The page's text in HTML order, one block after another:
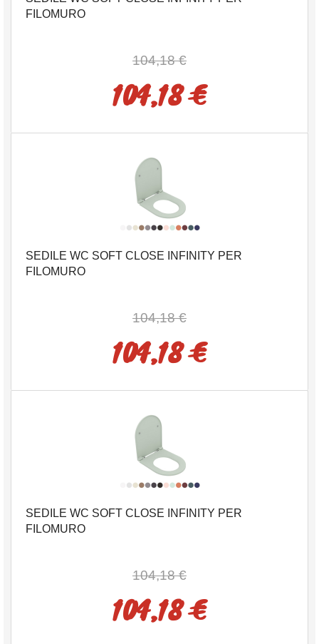
FILOMURO
104,18 €
104,18 €
SEDILE WC SOFT CLOSE INFINITY PER
FILOMURO
104,18 €
104,18 €
SEDILE WC SOFT CLOSE INFINITY PER
FILOMURO
104,18 €
104,18 €